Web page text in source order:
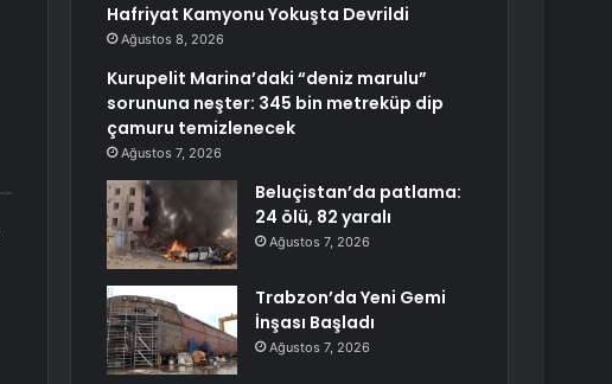
Hafriyat Kamyonu Yokuşta Devrildi
Ağustos 8, 2026
Kurupelit Marina’daki “deniz marulu”
sorununa neşter: 345 bin metreküp dip
çamuru temizlenecek
Ağustos 7, 2026
Beluçistan’da patlama:
24 ölü, 82 yaralı
Ağustos 7, 2026
Trabzon’da Yeni Gemi
İnşası Başladı
Ağustos 7, 2026